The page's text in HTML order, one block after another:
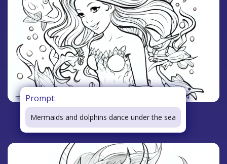
Prompt:
Mermaids and dolphins dance under the sea